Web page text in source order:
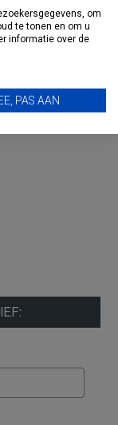
om
te tonen en om u
informatie over de
PAS AAN